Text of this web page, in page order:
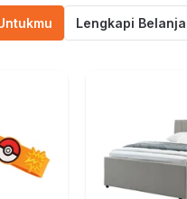
Lengkapi